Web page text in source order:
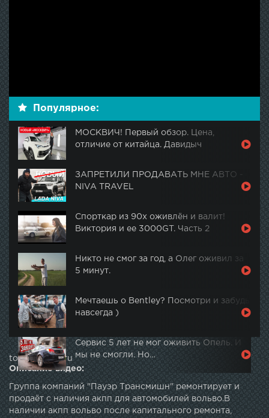
Популярное:
МОСКВИЧ! Первый обзор. Цена,
отличие от китайца. Давидыч
ЗАПРЕТИЛИ ПРОДАВАТЬ МНЕ АВТО -
NIVA TRAVEL
Спорткар из 90х оживлён и валит!
Виктория и ее 3000GT. Часть 2
Никто не смог за год, а Олег оживил за
5 минут.
Мечтаешь о Bentley? Посмотри и забудь
навсегда )
Сервис 5 лет не мог оживить Опель. И
мы не смогли. Но…
topautotube.ru
Описание видео:
Группа компаний "Пауэр Трансмишн" ремонтирует и
продаёт с наличия акпп для автомобилей вольво.В
наличии акпп вольво после капитального ремонта,